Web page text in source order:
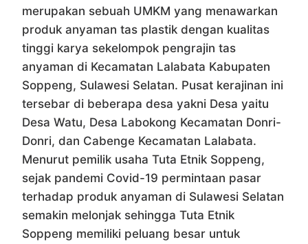
merupakan sebuah UMKM yang menawarkan
produk anyaman tas plastik dengan kualitas
tinggi karya sekelompok pengrajin tas
anyaman di Kecamatan Lalabata Kabupaten
Soppeng, Sulawesi Selatan. Pusat kerajinan ini
tersebar di beberapa desa yakni Desa yaitu
Desa Watu, Desa Labokong Kecamatan Donri-
Donri, dan Cabenge Kecamatan Lalabata.
Menurut pemilik usaha Tuta Etnik Soppeng,
sejak pandemi Covid-19 permintaan pasar
terhadap produk anyaman di Sulawesi Selatan
semakin melonjak sehingga Tuta Etnik
Soppeng memiliki peluang besar untuk